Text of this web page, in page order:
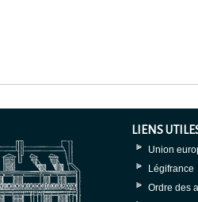
LIENS
Union
Légifrance
Ordre des